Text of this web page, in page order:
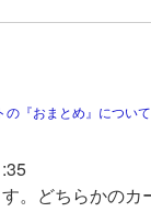
の『おまとめ』について
。どちらかの